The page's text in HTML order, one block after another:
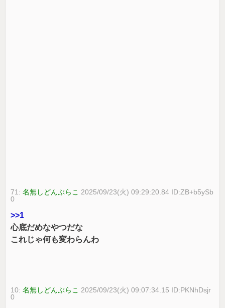
71:名無しどんぶらこ 2025/09/23(火) 09:29:20.84 ID:ZB+b5ySb
0
>>1
心底だめなやつだな
これじゃ何も変わらんわ
10:名無しどんぶらこ 2025/09/23(火) 09:07:34.15 ID:PKNhDsjr
0